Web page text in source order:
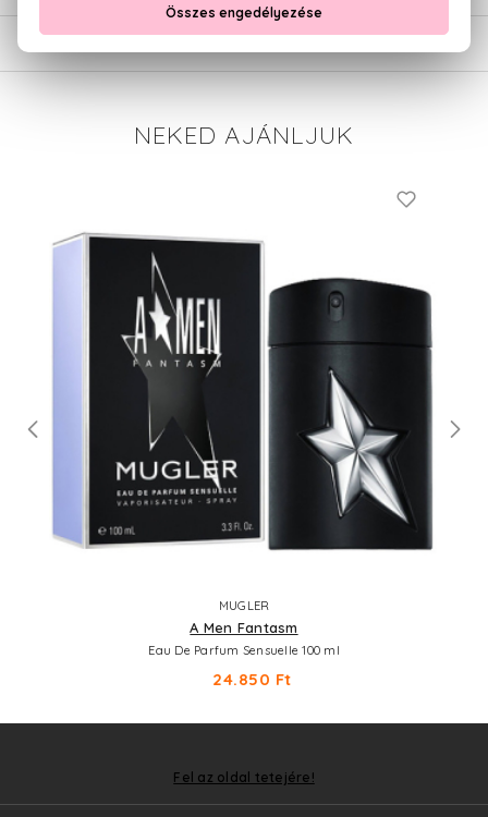
NEKED AJÁNLJUK
MUGLER
A Men Fantasm
Eau De Parfum Sensuelle 100 ml
24.850 Ft
Fel az oldal tetejére!